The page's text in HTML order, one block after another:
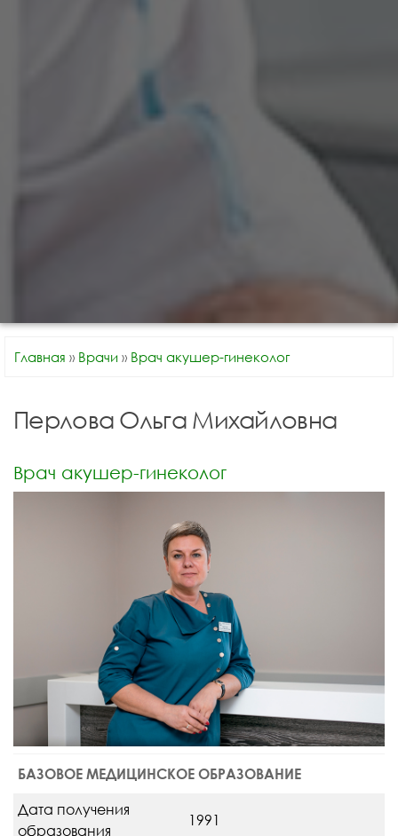
Главная » Врачи » Врач акушер-гинеколог
Перлова Ольга Михайловна
Врач акушер-гинеколог
БАЗОВОЕ МЕДИЦИНСКОЕ ОБРАЗОВАНИЕ
Дата получения
образования
1991